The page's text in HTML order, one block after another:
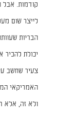
קודמות.
לייצר שום
הבריות
יכולת להכיר
צעיר שחשב
האמריקאי
ולא זה, אלא